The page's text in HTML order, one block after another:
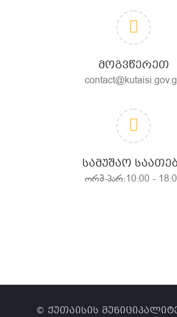
ᲛᲝᲒᲕᲬᲔᲠᲔᲗ
ᲡᲐᲛᲣᲨᲐᲝ
ორშ-პარ:10:00 -
© ქუთაისის